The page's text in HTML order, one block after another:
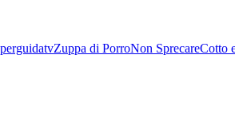
Zuppa di PorroNon SprecareCotto